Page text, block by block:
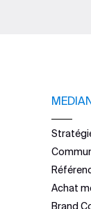
Achat
Brand